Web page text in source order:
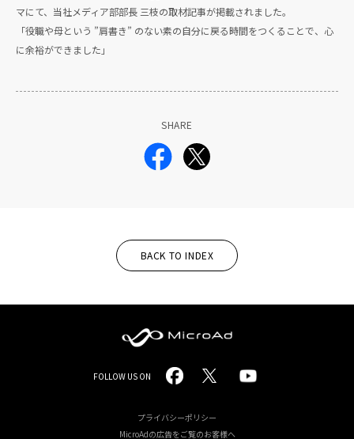
マにて、当社メディア部部長 三枝の取材記事が掲載されました。
「役職や母という ”肩書き” のない素の自分に戻る時間をつくることで、心
に余裕ができました」
SHARE
BACK TO INDEX
MicroAd
-
Redesigning
FOLLOW US ON
プライバシーポリシー
MicroAdの広告をご覧のお客様へ